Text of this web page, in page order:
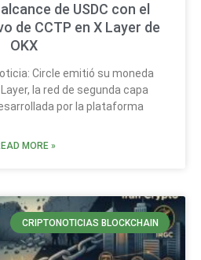
de USDC con el
de CCTP en X Layer de
OKX
Circle emitió su moneda
la red de segunda capa
por la plataforma
MORE »
CRIPTONOTICIAS BLOCKCHAIN